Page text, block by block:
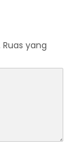
Ruas yang